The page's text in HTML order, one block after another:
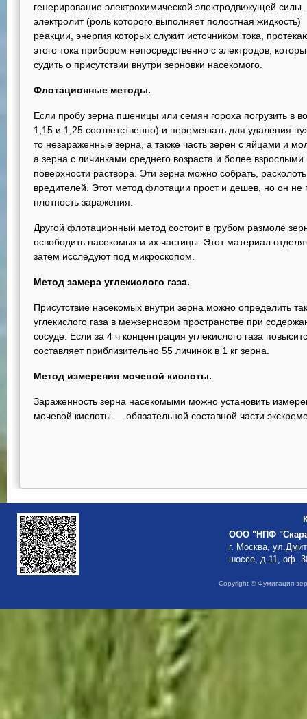
генерирование электрохимической электродвижущей
электролит (роль которого выполня­ет полостная
реакции, энергия которых служит источником тока,
этого тока прибором непосредственно с элек­тродов,
судить о присут­ствии внутри зерновки насекомого.
Флотационные методы.
Если пробу зерна пшеницы или семян гороха погрузить в
1,15 и 1,25 соответственно) и перемешать для удаления
то незараженные зерна, а также часть зерен с яйцами и
а зерна с личин­ками среднего возраста и более
поверхности раствора. Эти зерна можно собрать,
вредителей. Этот метод флотации прост и дешев, но он не
плотность заражения.
Другой флотационный метод состоит в грубом размоле
освободить насекомых и их частицы. Этот материал
затем исследуют под микроскопом.
Метод замера углекислого газа.
Присутствие насекомых внутри зерна можно определить
углекислого газа в межзерновом про­странстве при
сосуде. Если за 4 ч концентрация углекислого газа
составляет приблизительно 55 личинок в 1 кг зерна.
Метод измерения мочевой кислоты.
Зараженность зерна насекомыми можно установить
мочевой кислоты — обязательной состав­ной части
ООО "НПФ
г. Москва,
шоссе, д.11, оф.
Copyright © Фумигация